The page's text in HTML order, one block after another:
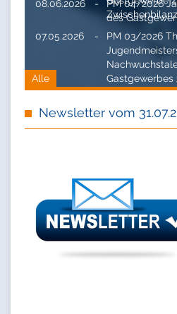
Zwischenbilanz
08.06.2026 -
PM 04/2026
des
07.05.2026
-
PM 03/2026
Gastgewerbes
Alle
Newsletter vom